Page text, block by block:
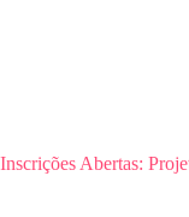
Inscrições Abertas: